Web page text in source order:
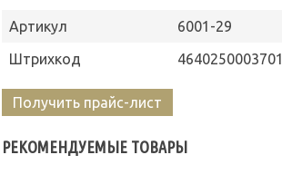
Артикул
6001-29
Штрихкод
4640250003701
Получить прайс-лист
РЕКОМЕНДУЕМЫЕ ТОВАРЫ